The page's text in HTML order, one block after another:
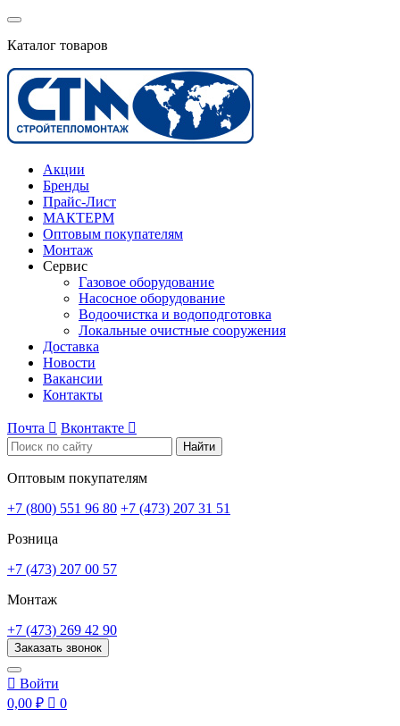
Каталог товаров
Акции
Бренды
Прайс-Лист
МАКТЕРМ
Оптовым покупателям
Монтаж
Сервис
Газовое оборудование
Насосное оборудование
Водоочистка и водоподготовка
Локальные очистные сооружения
Доставка
Новости
Вакансии
Контакты
Почта  Вконтакте 
Найти
Оптовым покупателям
+7 (800) 551 96 80 +7 (473) 207 31 51
Розница
+7 (473) 207 00 57
Монтаж
+7 (473) 269 42 90
Заказать звонок
 Войти
0,00 ₽  0